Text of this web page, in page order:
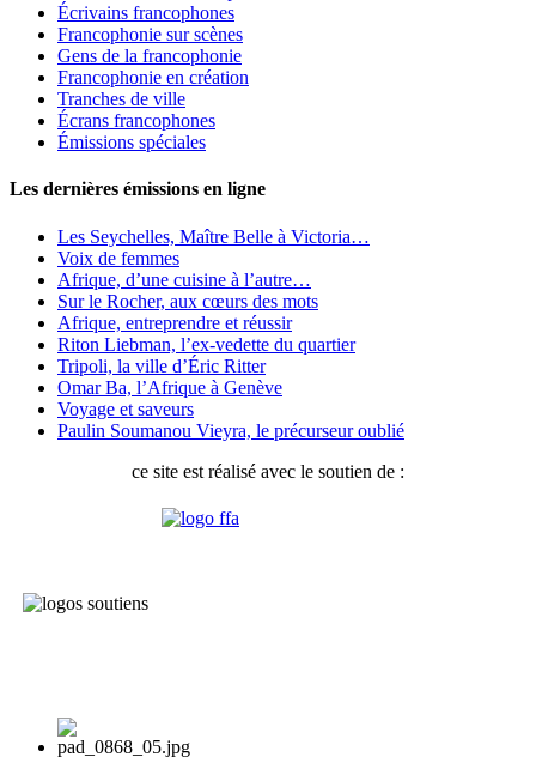
Écrivains francophones
Francophonie sur scènes
Gens de la francophonie
Francophonie en création
Tranches de ville
Écrans francophones
Émissions spéciales
Les dernières émissions en ligne
Les Seychelles, Maître Belle à Victoria…
Voix de femmes
Afrique, d’une cuisine à l’autre…
Sur le Rocher, aux cœurs des mots
Afrique, entreprendre et réussir
Riton Liebman, l’ex-vedette du quartier
Tripoli, la ville d’Éric Ritter
Omar Ba, l’Afrique à Genève
Voyage et saveurs
Paulin Soumanou Vieyra, le précurseur oublié
ce site est réalisé avec le soutien de :